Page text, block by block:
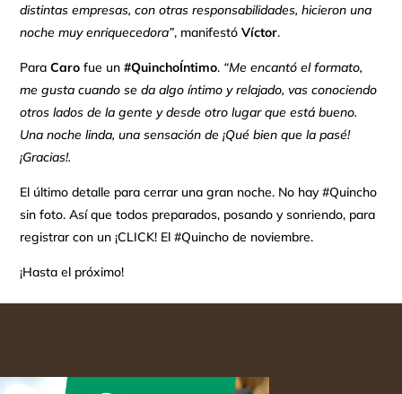
distintas empresas, con otras responsabilidades, hicieron una
noche muy enriquecedora”, manifestóVíctor.
ParaCaro fue un#QuinchoÍntimo. “Me encantó el formato,
me gusta cuando se da algo íntimo y relajado, vas conociendo
otros lados de la gente y desde otro lugar que está bueno.
Una noche linda, una sensación de ¡Qué bien que la pasé!
¡Gracias!.
El último detalle para cerrar una gran noche. No hay #Quincho
sin foto. Así que todos preparados, posando y sonriendo, para
registrar con un ¡CLICK! El #Quincho de noviembre.
¡Hasta el próximo!